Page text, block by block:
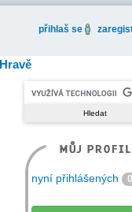
přihlaš se
Hravě
nyní přihlášených 0